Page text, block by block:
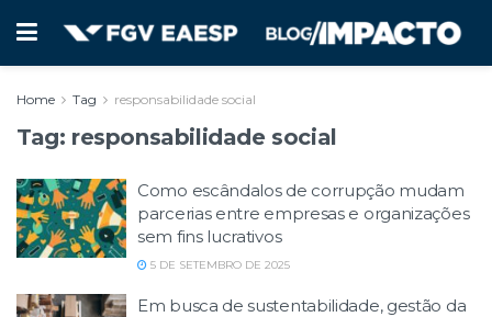
Home Tag responsabilidade social
Tag: responsabilidade social
Como escândalos de corrupção mudam
parcerias entre empresas e organizações
sem fins lucrativos
5 DE SETEMBRO DE 2025
Em busca de sustentabilidade, gestão da